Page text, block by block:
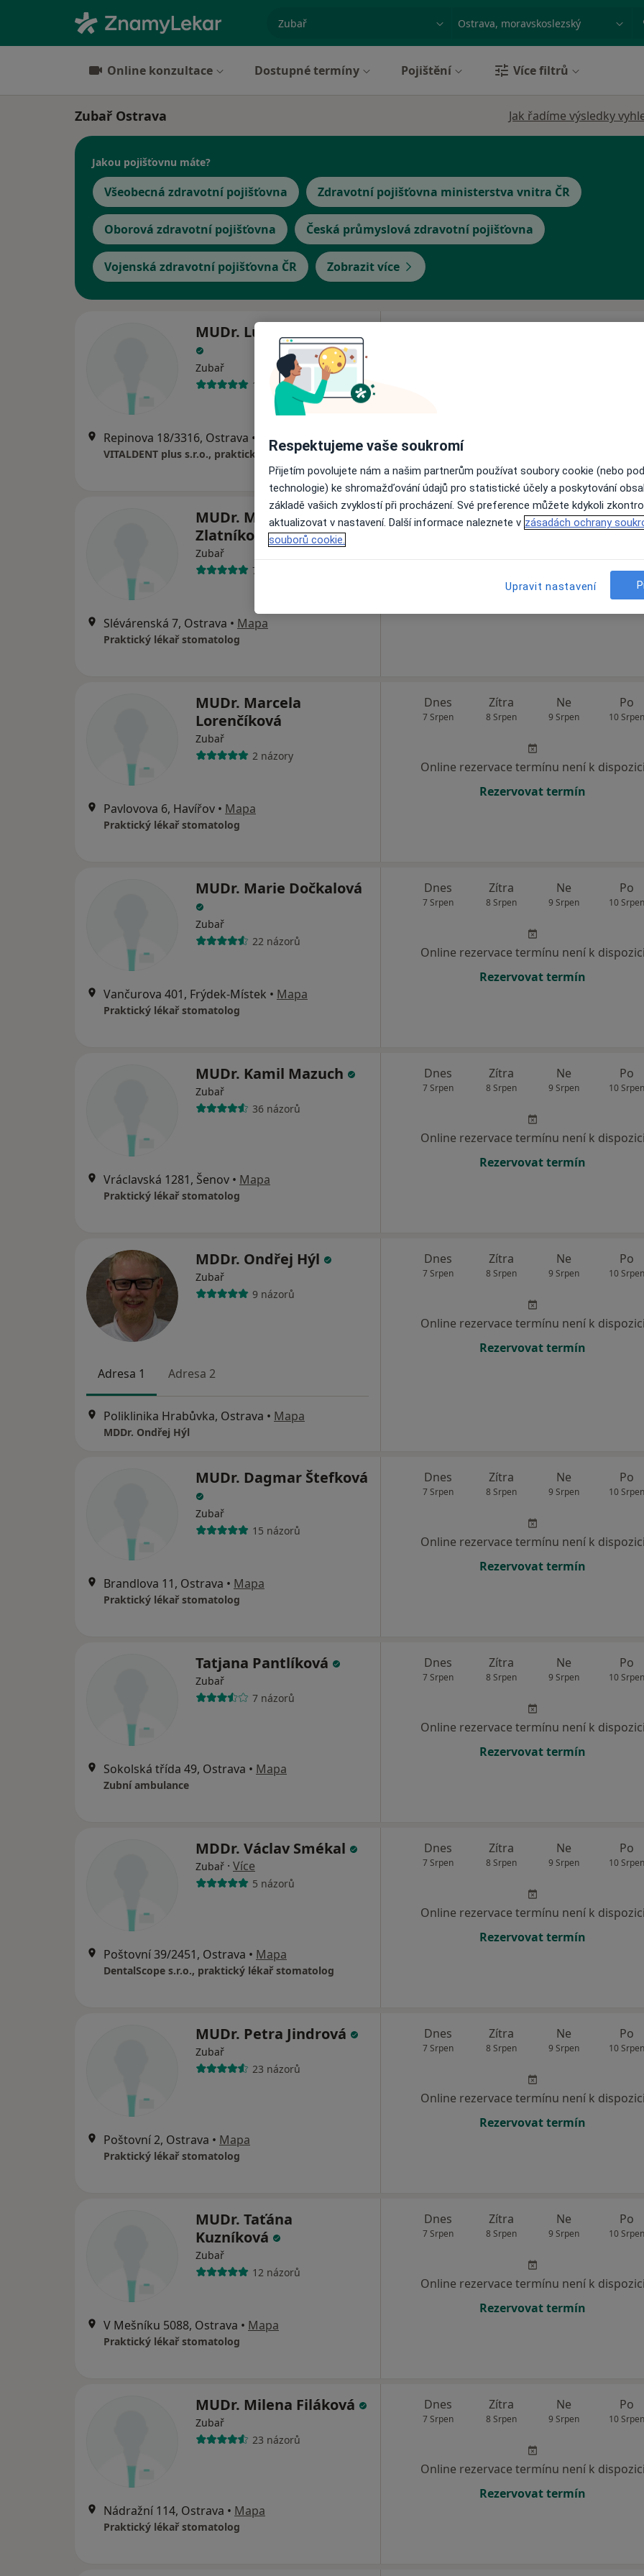
specializace, nemoc nebo příjmení
Online konzultace Dostupné termíny Pojištění Více filtrů
Zubař Ostrava Jak řadíme výsledky
Jakou pojišťovnu máte?
Všeobecná zdravotní pojišťovna Zdravotní pojišťovna ministerstva vnitra ČR
Oborová zdravotní pojišťovna Česká průmyslová zdravotní pojišťovna
Vojenská zdravotní pojišťovna ČR Zobrazit více
MUDr. Lucie Třečaková
Zubař
17 názorů
Repinova 18/3316, Ostrava • Mapa
VITALDENT plus s.r.o., praktický lékař stomatolog
MUDr. Miroslava
Zlatníková
Zubař
7 názorů
Slévárenská 7, Ostrava • Mapa
Praktický lékař stomatolog
Dnes Zítra Ne
9 Srpen
Po
10
Online rezervace termínu není k
MUDr. Marcela
Lorenčíková
Zubař
2 názory
Pavlovova 6, Havířov • Mapa
Praktický lékař stomatolog
Dnes
7 Srpen
Zítra
8 Srpen
Ne
9 Srpen
Po
10 Srpen
Online rezervace termínu není k dispozici
Rezervovat termín
MUDr. Marie Dočkalová
Zubař
22 názorů
Vančurova 401, Frýdek-Místek • Mapa
Praktický lékař stomatolog
Dnes
7 Srpen
Zítra
8 Srpen
Ne
9 Srpen
Po
10 Srpen
Online rezervace termínu není k dispozici
Rezervovat termín
MUDr. Kamil Mazuch
Zubař
36 názorů
Vráclavská 1281, Šenov • Mapa
Praktický lékař stomatolog
Dnes
7 Srpen
Zítra
8 Srpen
Ne
9 Srpen
Po
10 Srpen
Online rezervace termínu není k dispozici
Rezervovat termín
MDDr. Ondřej Hýl
Zubař
9 názorů
Adresa 1 Adresa 2
Poliklinika Hrabůvka, Ostrava • Mapa
MDDr. Ondřej Hýl
Dnes
7 Srpen
Zítra
8 Srpen
Ne
9 Srpen
Po
10 Srpen
Online rezervace termínu není k dispozici
Rezervovat termín
MUDr. Dagmar Štefková
Zubař
15 názorů
Brandlova 11, Ostrava • Mapa
Praktický lékař stomatolog
Dnes
7 Srpen
Zítra
8 Srpen
Ne
9 Srpen
Po
10 Srpen
Online rezervace termínu není k dispozici
Rezervovat termín
Tatjana Pantlíková
Zubař
7 názorů
Sokolská třída 49, Ostrava • Mapa
Zubní ambulance
Dnes
7 Srpen
Zítra
8 Srpen
Ne
9 Srpen
Po
10 Srpen
Online rezervace termínu není k dispozici
Rezervovat termín
MDDr. Václav Smékal
Zubař · Více
5 názorů
Poštovní 39/2451, Ostrava • Mapa
DentalScope s.r.o., praktický lékař stomatolog
Dnes
7 Srpen
Zítra
8 Srpen
Ne
9 Srpen
Po
10 Srpen
Online rezervace termínu není k dispozici
Rezervovat termín
MUDr. Petra Jindrová
Zubař
23 názorů
Poštovní 2, Ostrava • Mapa
Praktický lékař stomatolog
Dnes
7 Srpen
Zítra
8 Srpen
Ne
9 Srpen
Po
10 Srpen
Online rezervace termínu není k dispozici
Rezervovat termín
MUDr. Taťána
Kuzníková
Zubař
12 názorů
V Mešníku 5088, Ostrava • Mapa
Praktický lékař stomatolog
Dnes
7 Srpen
Zítra
8 Srpen
Ne
9 Srpen
Po
10 Srpen
Online rezervace termínu není k dispozici
Rezervovat termín
MUDr. Milena Filáková
Zubař
23 názorů
Nádražní 114, Ostrava • Mapa
Praktický lékař stomatolog
Dnes
7 Srpen
Zítra
8 Srpen
Ne
9 Srpen
Po
10 Srpen
Online rezervace termínu není k dispozici
Rezervovat termín
Respektujeme vaše soukromí
Přijetím povolujete nám a našim partnerům používat soubory cookie (nebo
technologie) ke shromažďování údajů pro statistické účely a poskytování
základě vašich zvyklostí při procházení. Své preference můžete kdykoli
aktualizovat v nastavení. Další informace naleznete v zásadách ochrany
souborů cookie.
Upravit nastavení